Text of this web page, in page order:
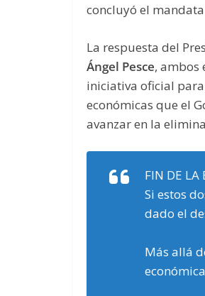
concluyó el
La respuesta del
Ángel Pesce, ambos
iniciativa oficial
económicas que el
avanzar en la
FIN DE LA
Si estos
dado el
Más allá